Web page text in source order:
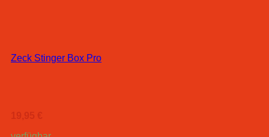
Zeck Stinger Box Pro
19,95 €